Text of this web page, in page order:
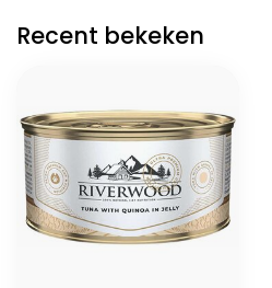
Recent bekeken